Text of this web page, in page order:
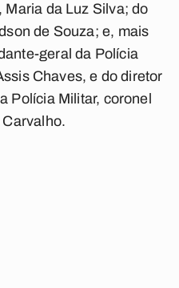
da Luz Silva; do
de Souza; e, mais
geral da Polícia
Chaves, e do diretor
Polícia Militar, coronel